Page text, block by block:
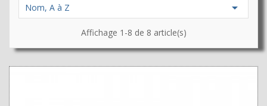
Nom, A à Z 
Affichage 1-8 de 8 article(s)